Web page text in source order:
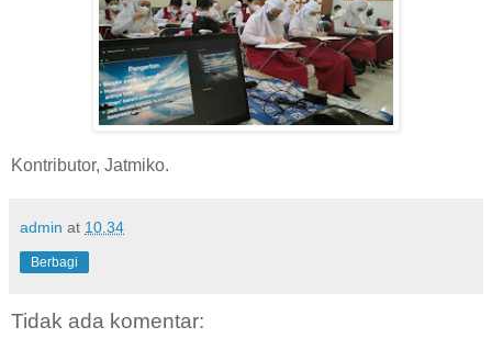
Kontributor, Jatmiko.
admin at 10.34
Berbagi
Tidak ada komentar: